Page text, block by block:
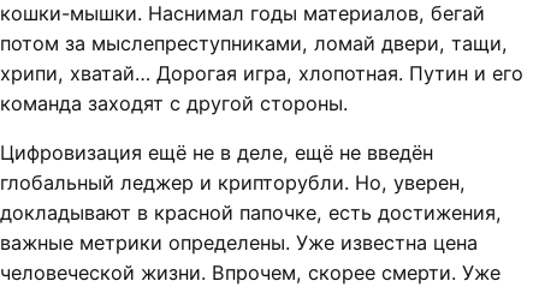
кошки-мышки. Наснимал годы материалов, бегай
потом за мыслепреступниками, ломай двери, тащи,
хрипи, хватай… Дорогая игра, хлопотная. Путин и его
команда заходят с другой стороны.
Цифровизация ещё не в деле, ещё не введён
глобальный леджер и крипторубли. Но, уверен,
докладывают в красной папочке, есть достижения,
важные метрики определены. Уже известна цена
человеческой жизни. Впрочем, скорее смерти. Уже